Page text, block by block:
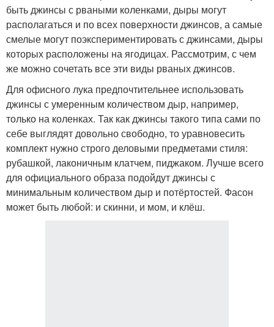
быть джинсы с рваными коленками, дыры могут
располагаться и по всех поверхности джинсов, а самые
смелые могут поэкспериментировать с джинсами, дыры
которых расположены на ягодицах. Рассмотрим, с чем
же можно сочетать все эти виды рваных джинсов.
Для офисного лука предпочтительнее использовать
джинсы с умеренным количеством дыр, например,
только на коленках. Так как джинсы такого типа сами по
себе выглядят довольно свободно, то уравновесить
комплект нужно строго деловыми предметами стиля:
рубашкой, лаконичным клатчем, пиджаком. Лучше всего
для официального образа подойдут джинсы с
минимальным количеством дыр и потёртостей. Фасон
может быть любой: и скинни, и мом, и клёш.